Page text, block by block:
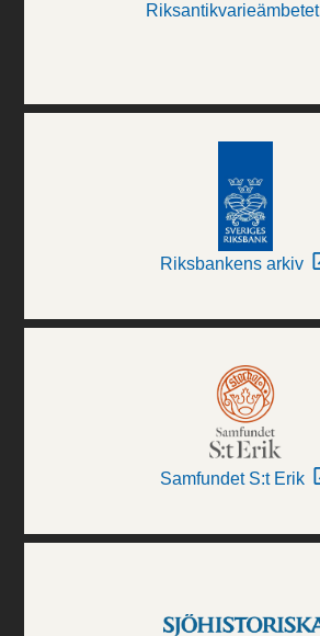
Riksantikvarieämbetet
Riksbankens arkiv
Samfundet S:t Erik